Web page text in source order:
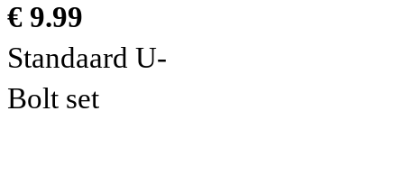
€ 9.99
Standaard U-
Bolt set